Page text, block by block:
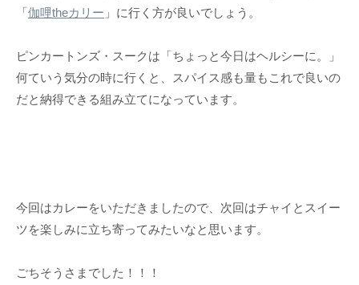
「伽哩theカリー 」に行く方が良いでしょう。
ピンカートンズ・スークは「ちょっと今日はヘルシーに。」
何ていう気分の時に行くと、スパイス感も量もこれで良いの
だと納得できる組み立てになっています。
今回はカレーをいただきましたので、次回はチャイとスイー
ツを楽しみに立ち寄ってみたいなと思います。
ごちそうさまでした！！！